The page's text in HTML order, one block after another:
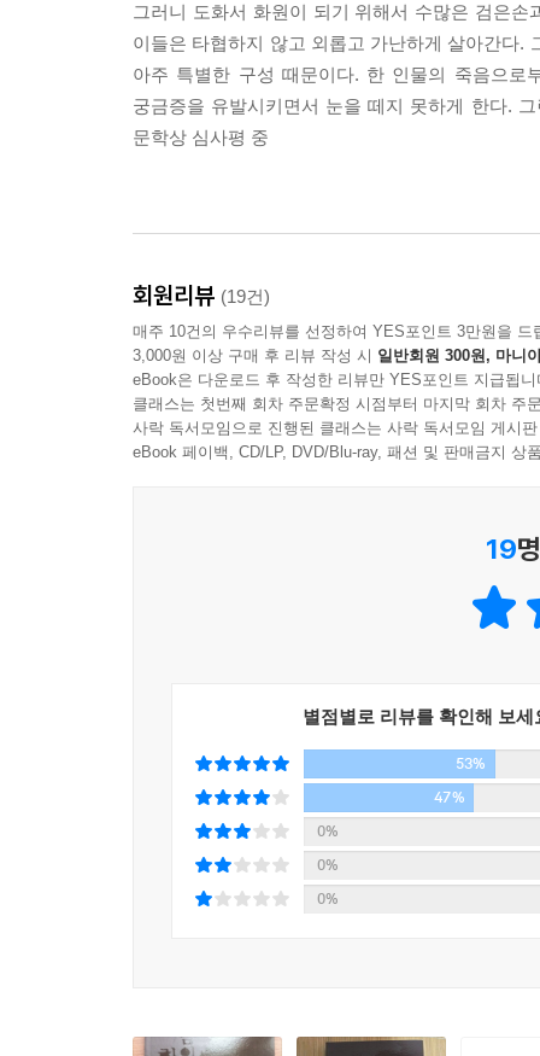
그러니 도화서 화원이 되기 위해서 수많은 검은
이들은 타협하지 않고 외롭고 가난하게 살아간다.
아주 특별한 구성 때문이다. 한 인물의 죽음으로
궁금증을 유발시키면서 눈을 떼지 못하게 한다.
문학상 심사평 중
회원리뷰 (19건)
매주 10건의 우수리뷰를 선정하여 YES포인트 3만원을 드
3,000원 이상 구매 후 리뷰 작성 시 일반회원 300원, 마니
eBook은 다운로드 후 작성한 리뷰만 YES포인트 지급됩니
클래스는 첫번째 회차 주문확정 시점부터 마지막 회차 주
사락 독서모임으로 진행된 클래스는 사락 독서모임 게시
eBook 페이백, CD/LP, DVD/Blu-ray, 패션 및 판매금지 상
19
별점별로 리뷰를 확인해 보세
53%
47%
0%
0%
0%